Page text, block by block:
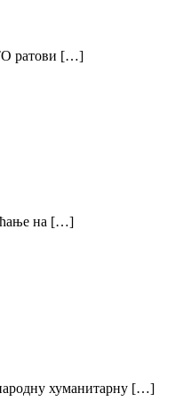
ратови […]
на […]
хуманитарну […]